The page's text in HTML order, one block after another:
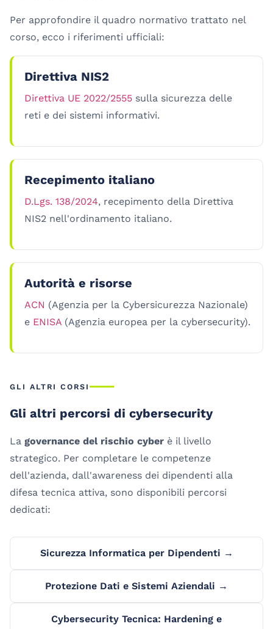
Per approfondire il quadro normativo trattato nel
corso, ecco i riferimenti ufficiali:
Direttiva NIS2
Direttiva UE 2022/2555 sulla sicurezza delle
reti e dei sistemi informativi.
Recepimento italiano
D.Lgs. 138/2024, recepimento della Direttiva
NIS2 nell'ordinamento italiano.
Autorità e risorse
ACN (Agenzia per la Cybersicurezza Nazionale)
e ENISA (Agenzia europea per la cybersecurity).
GLI ALTRI CORSI
Gli altri percorsi di cybersecurity
La governance del rischio cyber è il livello
strategico. Per completare le competenze
dell'azienda, dall'awareness dei dipendenti alla
difesa tecnica attiva, sono disponibili percorsi
dedicati:
Sicurezza Informatica per Dipendenti →
Protezione Dati e Sistemi Aziendali →
Cybersecurity Tecnica: Hardening e